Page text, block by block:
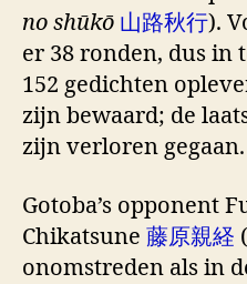
no shūkō 山路秋行).
er 38 ronden, dus in
152 gedichten
zijn bewaard; de
zijn verloren gegaan.
Gotoba’s opponent
Chikatsune 藤原親経
onomstreden als in